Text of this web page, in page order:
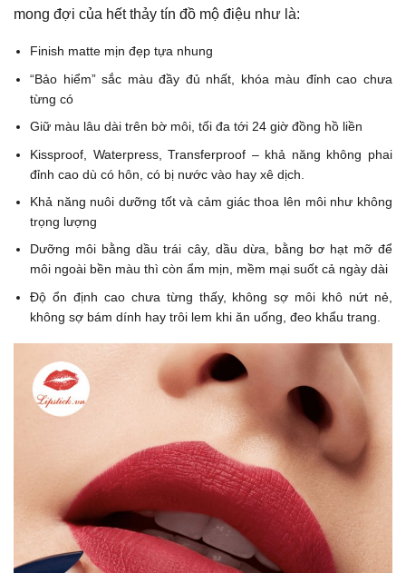
mong đợi của hết thảy tín đồ mộ điệu như là:
Finish matte mịn đẹp tựa nhung
“Bảo hiểm” sắc màu đầy đủ nhất, khóa màu đỉnh cao chưa
từng có
Giữ màu lâu dài trên bờ môi, tối đa tới 24 giờ đồng hồ liền
Kissproof, Waterpress, Transferproof – khả năng không phai
đỉnh cao dù có hôn, có bị nước vào hay xê dịch.
Khả năng nuôi dưỡng tốt và cảm giác thoa lên môi như không
trọng lượng
Dưỡng môi bằng dầu trái cây, dầu dừa, bằng bơ hạt mỡ để
môi ngoài bền màu thì còn ẩm mịn, mềm mại suốt cả ngày dài
Độ ổn định cao chưa từng thấy, không sợ môi khô nứt nẻ,
không sợ bám dính hay trôi lem khi ăn uống, đeo khẩu trang.